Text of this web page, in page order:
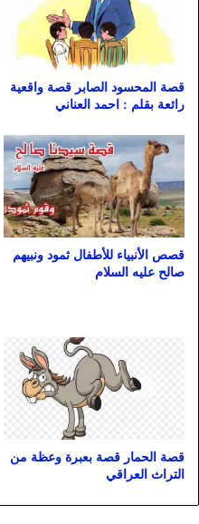
قصة المحسود الصابر قصة واقعية
رائعة بقلم : احمد العناني
قصص الأنبياء للأطفال ثمود ونبيهم
صالح عليه السلام
قصة الحمار قصة بعبرة وعظة من
التراث العراقي